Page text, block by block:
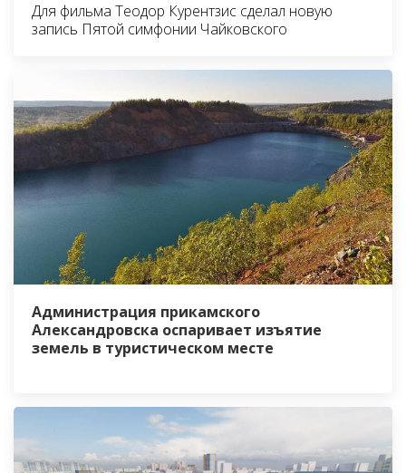
Для фильма Теодор Курентзис сделал новую
запись Пятой симфонии Чайковского
Администрация прикамского
Александровска оспаривает изъятие
земель в туристическом месте